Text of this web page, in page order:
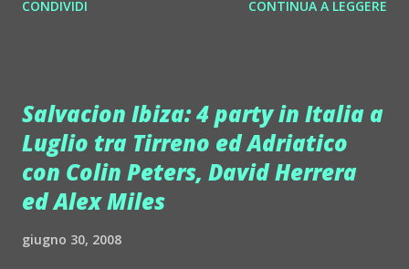
spazio Santana Privè, un club che funziona dall'aperitivo
Ludmilla Radchenko, star tv notissima. Sicuri invece
Franklyn Santana, proprietario del locale, percussionista ed
ex de La Talpa, Milton Morales, Michael Kenta, Carla Velli
(ex Tronista Uomini e Donne), M artin Amondarain,
contiene alcune delle più belle canzoni dell'estate '08. Tra
CONDIVIDI CONTINUA A LEGGERE
Salvacion Ibiza: 4 party in Italia a
Luglio tra Tirreno ed Adriatico
con Colin Peters, David Herrera
ed Alex Miles
giugno 30, 2008